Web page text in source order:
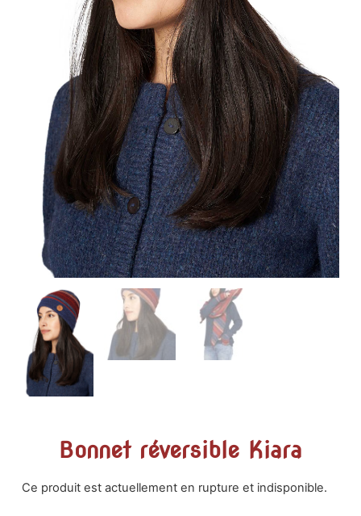
Bonnet réversible Kiara
Ce produit est actuellement en rupture et indisponible.